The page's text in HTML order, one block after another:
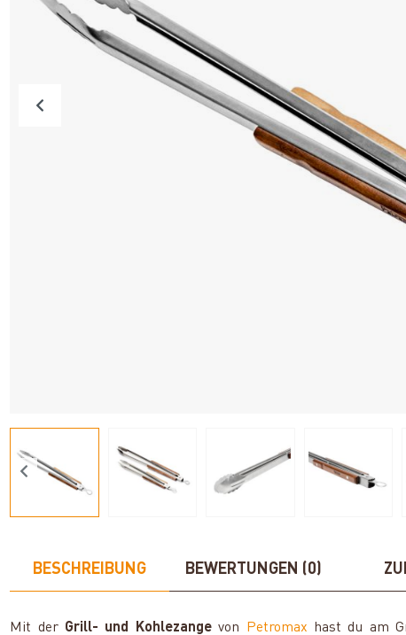
BESCHREIBUNG BEWERTUNGEN (0)
Mit der Grill- und Kohlezangevon Petromax hast du am